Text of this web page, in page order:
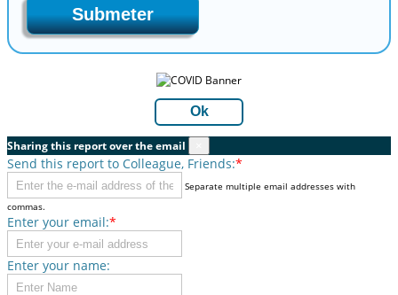
Submeter
Ok
Sharing this report over the email
Send this report to Colleague, Friends:*
Separate multiple email addresses with
commas.
Enter your email:*
Enter your name: